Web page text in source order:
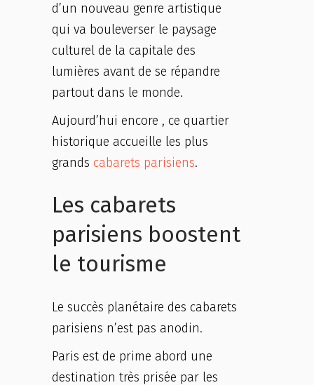
d’un nouveau genre artistique
qui va bouleverser le paysage
culturel de la capitale des
lumières avant de se répandre
partout dans le monde.
Aujourd’hui encore , ce quartier
historique accueille les plus
grands cabarets parisiens.
Les cabarets
parisiens boostent
le tourisme
Le succès planétaire des cabarets
parisiens n’est pas anodin.
Paris est de prime abord une
destination très prisée par les